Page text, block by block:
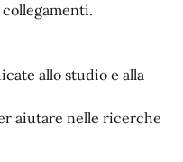
allo studio e alla
aiutare nelle ricerche